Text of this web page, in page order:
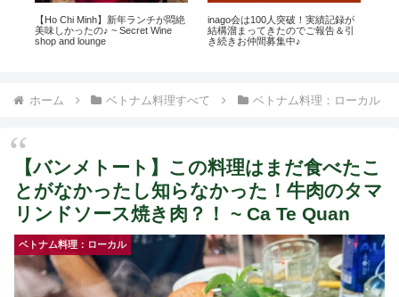
【Ho Chi Minh】新年ランチが悶絶
美味しかったの♪ ~ Secret Wine
shop and lounge
inago会は100人突破！実績記録が
結構溜まってきたのでご報告＆引
き続きお仲間募集中♪
ホーム ベトナム料理すべて ベトナム料理：ローカル
【バンメトート】この料理はまだ食べたこ
とがなかったし知らなかった！牛肉のタマ
リンドソース焼き肉？！ ~ Ca Te Quan
ベトナム料理：ローカル